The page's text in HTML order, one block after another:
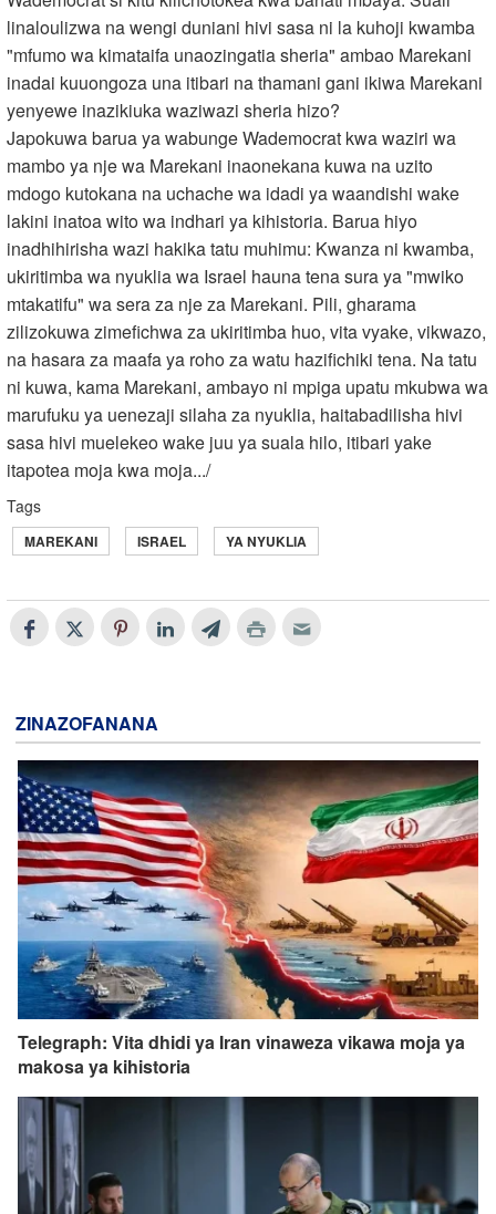
linaloulizwa na wengi duniani hivi sasa ni la kuhoji kwamba
"mfumo wa kimataifa unaozingatia sheria" ambao Marekani
inadai kuuongoza una itibari na thamani gani ikiwa Marekani
yenyewe inazikiuka waziwazi sheria hizo?
Japokuwa barua ya wabunge Wademocrat kwa waziri wa
mambo ya nje wa Marekani inaonekana kuwa na uzito
mdogo kutokana na uchache wa idadi ya waandishi wake
lakini inatoa wito wa indhari ya kihistoria. Barua hiyo
inadhihirisha wazi hakika tatu muhimu: Kwanza ni kwamba,
ukiritimba wa nyuklia wa Israel hauna tena sura ya "mwiko
mtakatifu" wa sera za nje za Marekani. Pili, gharama
zilizokuwa zimefichwa za ukiritimba huo, vita vyake, vikwazo,
na hasara za maafa ya roho za watu hazifichiki tena. Na tatu
ni kuwa, kama Marekani, ambayo ni mpiga upatu mkubwa wa
marufuku ya uenezaji silaha za nyuklia, haitabadilisha hivi
sasa hivi muelekeo wake juu ya suala hilo, itibari yake
itapotea moja kwa moja.../
Tags
MAREKANI ISRAEL YA NYUKLIA
ZINAZOFANANA
Telegraph: Vita dhidi ya Iran vinaweza vikawa moja ya
makosa ya kihistoria